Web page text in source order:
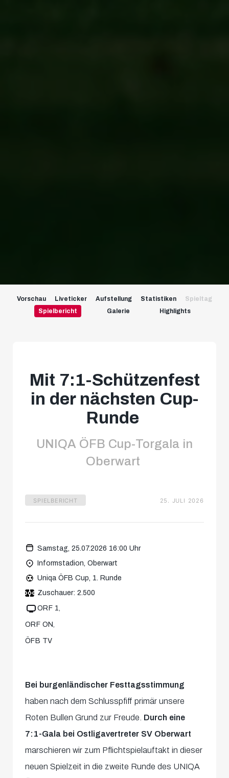
Vorschau Liveticker Aufstellung Statistiken
Spieltag
Spielbericht
Galerie Highlights
Mit 7:1-Schützenfest
in der nächsten Cup-
Runde
UNIQA ÖFB Cup-Torgala in
Oberwart
SPIELBERICHT 25. JULI 2026
Samstag, 25.07.2026 16:00 Uhr
Informstadion, Oberwart
Uniqa ÖFB Cup, 1. Runde
Zuschauer: 2.500
ORF 1
ORF ON
ÖFB TV
Bei burgenländischer Festtagsstimmung
haben nach dem Schlusspfiff primär unsere
Roten Bullen Grund zur Freude. Durch eine
7:1-Gala bei Ostligavertreter SV Oberwart
marschieren wir zum Pflichtspielauftakt in dieser
neuen Spielzeit in die zweite Runde des UNIQA